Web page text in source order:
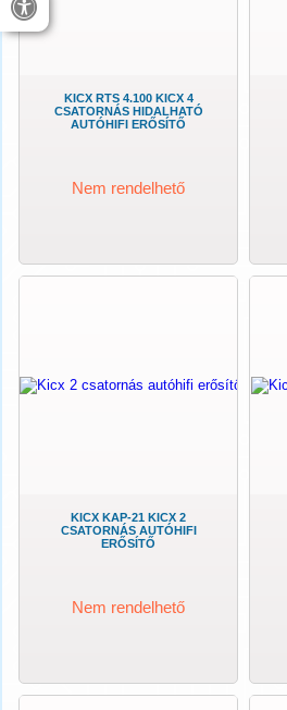
KICX RTS 4.100 KICX 4
CSATORNÁS HIDALHATÓ
AUTÓHIFI ERŐSÍTŐ
Nem rendelhető
KICX KAP-21 KICX 2
CSATORNÁS AUTÓHIFI
ERŐSÍTŐ
Nem rendelhető